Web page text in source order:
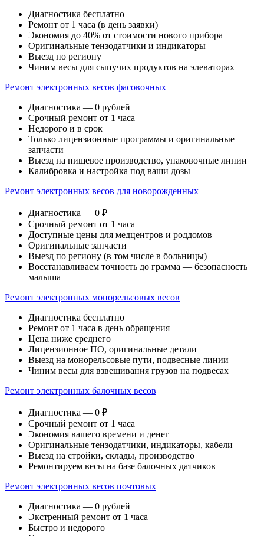
Диагностика бесплатно
Ремонт от 1 часа (в день заявки)
Экономия до 40% от стоимости нового прибора
Оригинальные тензодатчики и индикаторы
Выезд по региону
Чиним весы для сыпучих продуктов на элеваторах
Ремонт электронных весов фасовочных
Диагностика — 0 рублей
Срочный ремонт от 1 часа
Недорого и в срок
Только лицензионные программы и оригинальные
запчасти
Выезд на пищевое производство, упаковочные линии
Калибровка и настройка под ваши дозы
Ремонт электронных весов для новорожденных
Диагностика — 0 ₽
Срочный ремонт от 1 часа
Доступные цены для медцентров и роддомов
Оригинальные запчасти
Выезд по региону (в том числе в больницы)
Восстанавливаем точность до грамма — безопасность
малыша
Ремонт электронных монорельсовых весов
Диагностика бесплатно
Ремонт от 1 часа в день обращения
Цена ниже среднего
Лицензионное ПО, оригинальные детали
Выезд на монорельсовые пути, подвесные линии
Чиним весы для взвешивания грузов на подвесах
Ремонт электронных балочных весов
Диагностика — 0 ₽
Срочный ремонт от 1 часа
Экономия вашего времени и денег
Оригинальные тензодатчики, индикаторы, кабели
Выезд на стройки, склады, производство
Ремонтируем весы на базе балочных датчиков
Ремонт электронных весов почтовых
Диагностика — 0 рублей
Экстренный ремонт от 1 часа
Быстро и недорого